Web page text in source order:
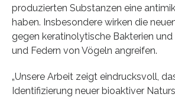
produzierten Substanzen eine
haben. Insbesondere wirken die
gegen keratinolytische Bakterien und
und Federn von Vögeln angreifen.
„Unsere Arbeit zeigt eindrucksvoll,
Identifizierung neuer bioaktiver